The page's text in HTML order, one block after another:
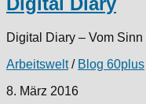
Digital Diary – Vom
Arbeitswelt/ Blog 60plus
8. März 2016